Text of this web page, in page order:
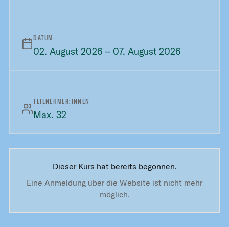
DATUM
02. August 2026 – 07. August 2026
TEILNEHMER:INNEN
Max. 32
Dieser Kurs hat bereits begonnen.
Eine Anmeldung über die Website ist nicht mehr
möglich.